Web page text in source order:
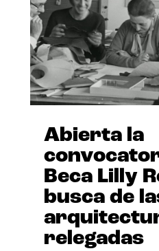
Abierta la
Beca Lilly
busca de
relegadas